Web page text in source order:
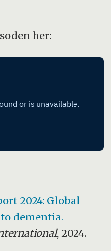
her:
2024: Global
dementia.
, 2024.